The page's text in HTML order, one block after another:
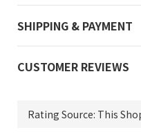
SHIPPING & PAYMENT
CUSTOMER REVIEWS